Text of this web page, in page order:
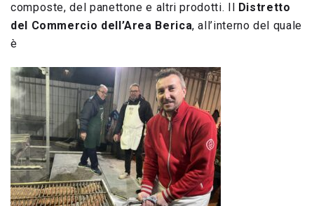
composte, del panettone e altri prodotti. Il Distretto
del Commercio dell’Area Berica, all’interno del quale
è